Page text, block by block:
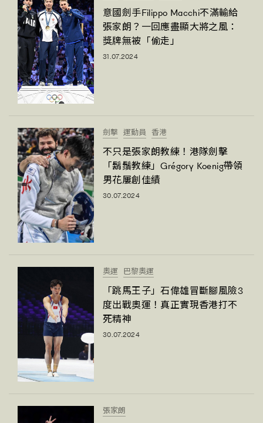
意國劍手Filippo Macchi不滿輸給
張家朗？一回應盡顯大將之風：
獎牌無被「偷走」
31.07.2024
劍擊 運動員 香港
不只是張家朗教練！港隊劍擊
「鬍鬚教練」Grégory Koenig帶領
男花屢創佳績
30.07.2024
奧運 巴黎奧運
「跳馬王子」石偉雄冒斷腳風險3
度出戰奧運！真正實現香港打不
死精神
30.07.2024
張家朗